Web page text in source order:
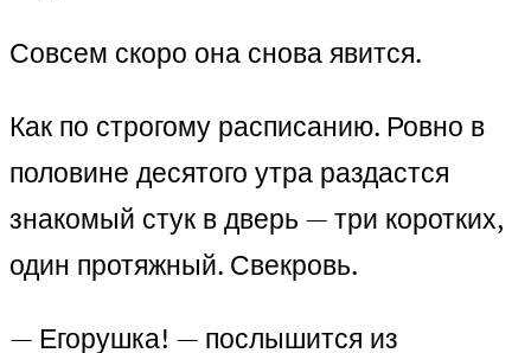
Совсем скоро она снова явится.
Как по строгому расписанию. Ровно в
половине десятого утра раздастся
знакомый стук в дверь — три коротких,
один протяжный. Свекровь.
— Егорушка! — послышится из